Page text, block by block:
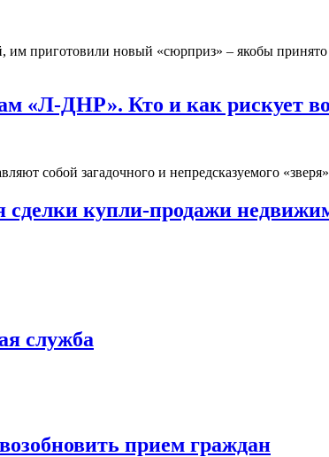
приготовили новый «сюрприз» – якобы
«Л-ДНР». Кто и как рискует
собой загадочного и непредсказуемого
купли-продажи
служба
прием граждан